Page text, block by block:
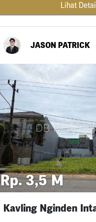
Lihat Detail
JASON PATRICK
Rp. 3,5 M